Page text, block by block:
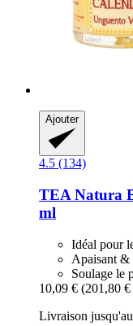
Ajouter
4.5 (134)
TEA Natura
ml
Idéal pour
Apaisant &
Soulage le
10,09 € (201,80
Livraison